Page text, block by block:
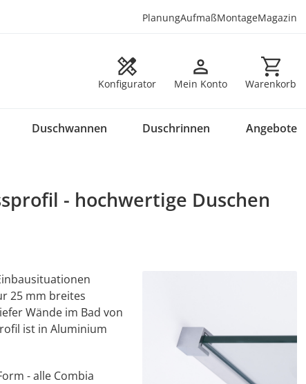
PlanungAufmaßMontageMagazin
Konfigurator Mein Konto Warenkorb
Warenkorb
Duschwannen Duschrinnen Angebote
- hochwertige Duschen
25 mm breites
Wände im Bad von
ist in Aluminium
- alle Combia